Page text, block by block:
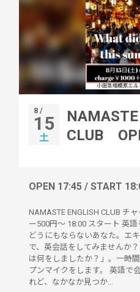
8 /
15
土
CLUB
OPEN 17:45 / START
NAMASTE ENGLISH CLUB チ
ー500円～ 18:00 スタート 英
どうにもならないあなた。エ
で、英会話をしてみませんか
は何をしましたか？」。一時
プンマイクをします。 英語で
れど、なかなか見つか...